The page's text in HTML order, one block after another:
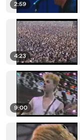
2:59
4:23
9:00